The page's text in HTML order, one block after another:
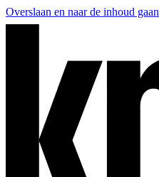
Overslaan en naar de inhoud gaan